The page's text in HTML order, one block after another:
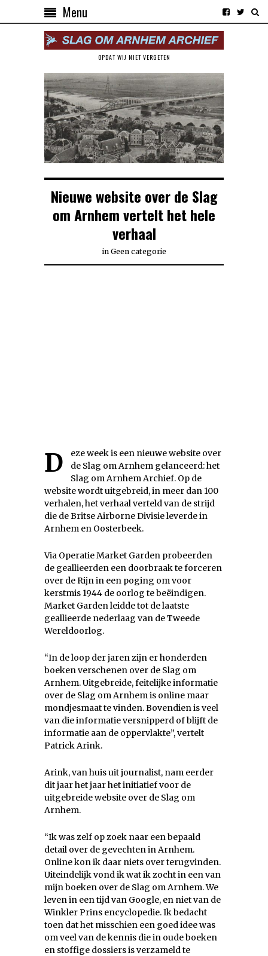
Menu
OPDAT WIJ NIET VERGETEN
Nieuwe website over de Slag
om Arnhem vertelt het hele
verhaal
in Geen categorie
Deze week is een nieuwe website over
de Slag om Arnhem gelanceerd: het
Slag om Arnhem Archief. Op de
website wordt uitgebreid, in meer dan 100
verhalen, het verhaal verteld van de strijd
die de Britse Airborne Divisie leverde in
Arnhem en Oosterbeek.
Via Operatie Market Garden probeerden
de geallieerden een doorbraak te forceren
over de Rijn in een poging om voor
kerstmis 1944 de oorlog te beëindigen.
Market Garden leidde tot de laatste
geallieerde nederlaag van de Tweede
Wereldoorlog.
“In de loop der jaren zijn er honderden
boeken verschenen over de Slag om
Arnhem. Uitgebreide, feitelijke informatie
over de Slag om Arnhem is online maar
mondjesmaat te vinden. Bovendien is veel
van die informatie versnipperd of blijft de
informatie aan de oppervlakte”, vertelt
Patrick Arink.
Arink, van huis uit journalist, nam eerder
dit jaar het jaar het initiatief voor de
uitgebreide website over de Slag om
Arnhem.
“Ik was zelf op zoek naar een bepaald
detail over de gevechten in Arnhem.
Online kon ik daar niets over terugvinden.
Uiteindelijk vond ik wat ik zocht in een van
mijn boeken over de Slag om Arnhem. We
leven in een tijd van Google, en niet van de
Winkler Prins encyclopedie. Ik bedacht
toen dat het misschien een goed idee was
om veel van de kennis die in oude boeken
en stoffige dossiers is verzameld te